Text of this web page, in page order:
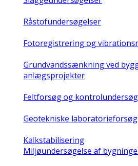
Råstofundersøgelser
Fotoregistrering og
Grundvandssænkning ved
anlægsprojekter
Feltforsøg og
Geotekniske laboratorieforsøg
Kalkstabilisering
Miljøundersøgelse af